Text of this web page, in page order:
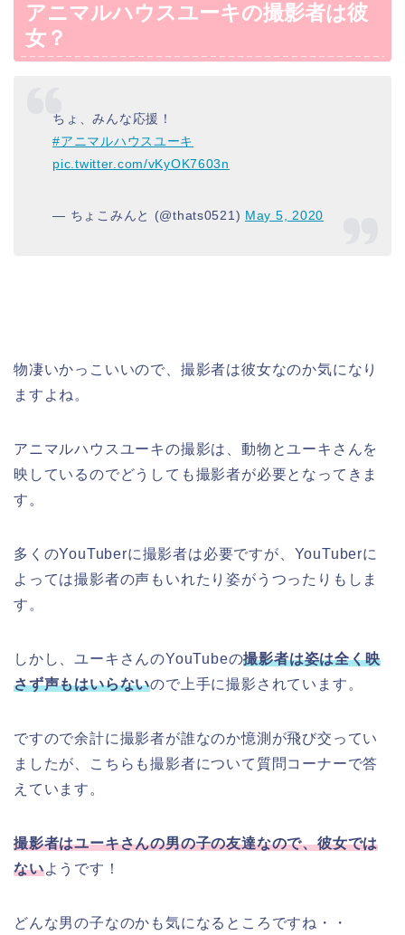
アニマルハウスユーキの撮影者は彼
女？
ちょ、みんな応援！
#アニマルハウスユーキ
pic.twitter.com/vKyOK7603n
— ちょこみんと (@thats0521) May 5, 2020
物凄いかっこいいので、撮影者は彼女なのか気になり
ますよね。
アニマルハウスユーキの撮影は、動物とユーキさんを
映しているのでどうしても撮影者が必要となってきま
す。
多くのYouTuberに撮影者は必要ですが、YouTuberに
よっては撮影者の声もいれたり姿がうつったりもしま
す。
しかし、ユーキさんのYouTubeの撮影者は姿は全く映
さず声もはいらないので上手に撮影されています。
ですので余計に撮影者が誰なのか憶測が飛び交ってい
ましたが、こちらも撮影者について質問コーナーで答
えています。
撮影者はユーキさんの男の子の友達なので、彼女では
ないようです！
どんな男の子なのかも気になるところですね・・